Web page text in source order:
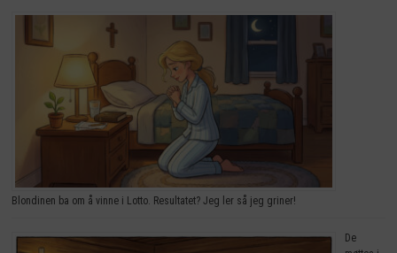
Blondinen ba om å vinne i Lotto. Resultatet? Jeg ler så jeg griner!
De